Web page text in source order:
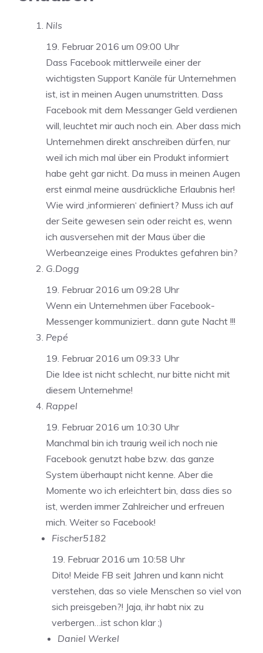
Nils
19. Februar 2016 um 09:00 Uhr
Dass Facebook mittlerweile einer der
wichtigsten Support Kanäle für Unternehmen
ist, ist in meinen Augen unumstritten. Dass
Facebook mit dem Messanger Geld verdienen
will, leuchtet mir auch noch ein. Aber dass mich
Unternehmen direkt anschreiben dürfen, nur
weil ich mich mal über ein Produkt informiert
habe geht gar nicht. Da muss in meinen Augen
erst einmal meine ausdrückliche Erlaubnis her!
Wie wird ‚informieren‘ definiert? Muss ich auf
der Seite gewesen sein oder reicht es, wenn
ich ausversehen mit der Maus über die
Werbeanzeige eines Produktes gefahren bin?
G.Dogg
19. Februar 2016 um 09:28 Uhr
Wenn ein Unternehmen über Facebook-
Messenger kommuniziert.. dann gute Nacht !!!
Pepé
19. Februar 2016 um 09:33 Uhr
Die Idee ist nicht schlecht, nur bitte nicht mit
diesem Unternehme!
Rappel
19. Februar 2016 um 10:30 Uhr
Manchmal bin ich traurig weil ich noch nie
Facebook genutzt habe bzw. das ganze
System überhaupt nicht kenne. Aber die
Momente wo ich erleichtert bin, dass dies so
ist, werden immer Zahlreicher und erfreuen
mich. Weiter so Facebook!
Fischer5182
19. Februar 2016 um 10:58 Uhr
Dito! Meide FB seit Jahren und kann nicht
verstehen, das so viele Menschen so viel von
sich preisgeben?! Jaja, ihr habt nix zu
verbergen…ist schon klar ;)
Daniel Werkel